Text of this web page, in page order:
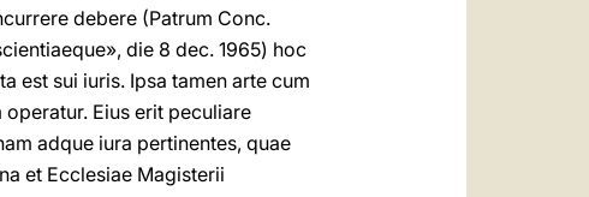
debere (Patrum Conc.
die 8 dec. 1965) hoc
est sui iuris. Ipsa tamen arte cum
Eius erit peculiare
adque iura pertinentes, quae
et Ecclesiae Magisterii